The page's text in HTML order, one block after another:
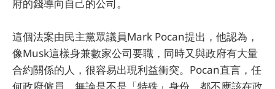
府的錢導向自己的公司。
這個法案由民主黨眾議員Mark Pocan提出，他認為，
像Musk這樣身兼數家公司要職，同時又與政府有大量
合約關係的人，很容易出現利益衝突。Pocan直言，任